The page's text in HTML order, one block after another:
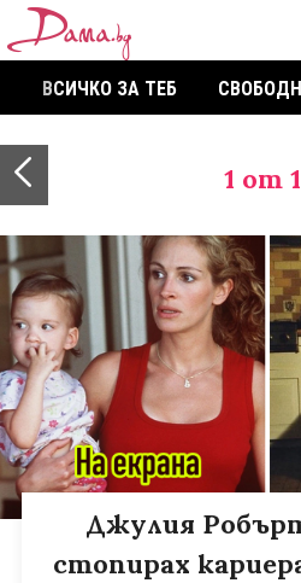
ВСИЧКО ЗА ТЕБ
1 от
Джулия
стопирах